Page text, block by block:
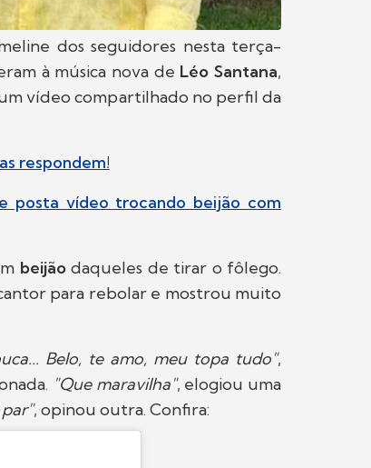
dos seguidores nesta terça-
à música nova de Léo Santana,
vídeo compartilhado no perfil da
respondem!
posta vídeo trocando beijão com
beijãodaqueles de tirar o fôlego.
para rebolar e mostrou muito
Belo, te amo, meu topa tudo",
"Que maravilha", elogiou uma
, opinou outra. Confira: